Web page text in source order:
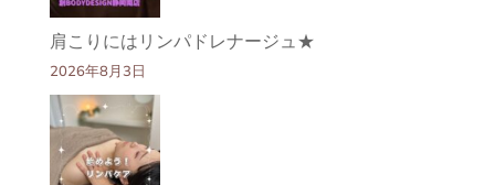
肩こりにはリンパドレナージュ★
2026年8月3日